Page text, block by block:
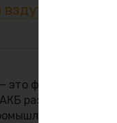
АКБ
это физическое
разных типов и